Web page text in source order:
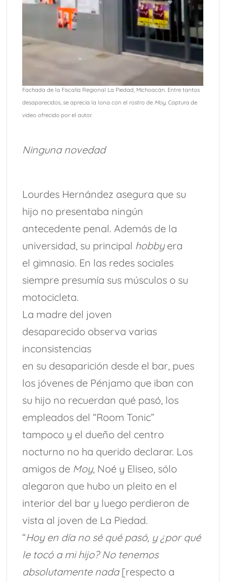
Fachada de la Fiscalía Regional La Piedad, Michoacán. Entre tantos
desaparecidos, se aprecia la lona con el rostro de Moy. Captura de
video ofrecido por el autor.
Ninguna novedad
Lourdes Hernández asegura que su
hijo no presentaba ningún
antecedente penal. Además de la
universidad, su principal hobbyera
el gimnasio. En las redes sociales
siempre presumía sus músculos o su
motocicleta.
La madre del joven
desaparecido observa varias
inconsistencias
en su desaparición desde el bar, pues
los jóvenes de Pénjamo que iban con
su hijo no recuerdan qué pasó, los
empleados del “Room Tonic”
tampoco y el dueño del centro
nocturno no ha querido declarar. Los
amigos de Moy, Noé y Eliseo, sólo
alegaron que hubo un pleito en el
interior del bar y luego perdieron de
vista al joven de La Piedad.
“Hoy en día no sé qué pasó, y ¿por qué
le tocó a mi hijo? No tenemos
absolutamente nada[respecto a